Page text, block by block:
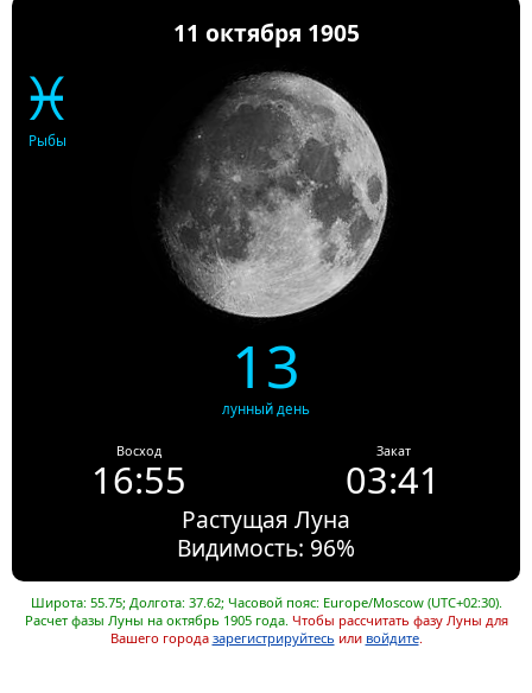
11 октября 1905
♓
Рыбы
13
лунный день
Восход
16:55
Закат
03:41
Растущая Луна
Видимость: 96%
Широта: 55.75; Долгота: 37.62; Часовой пояс: Europe/Moscow (UTC+02:30).
Расчет фазы Луны на октябрь 1905 года. Чтобы рассчитать фазу Луны для
Вашего города зарегистрируйтесь или войдите.